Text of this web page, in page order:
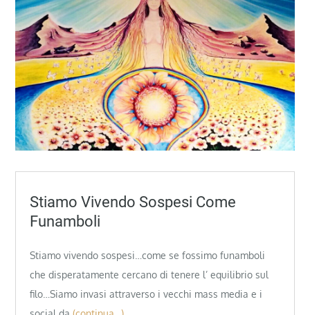
Stiamo Vivendo Sospesi Come
Funamboli
Stiamo vivendo sospesi…come se fossimo funamboli
che disperatamente cercano di tenere l’ equilibrio sul
filo…Siamo invasi attraverso i vecchi mass media e i